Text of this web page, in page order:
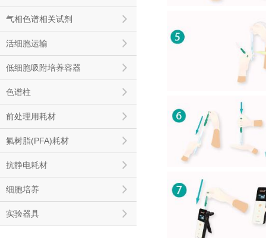
气相色谱相关试剂
活细胞运输
低细胞吸附培养容器
色谱柱
前处理用耗材
氟树脂(PFA)耗材
抗静电耗材
细胞培养
实验器具